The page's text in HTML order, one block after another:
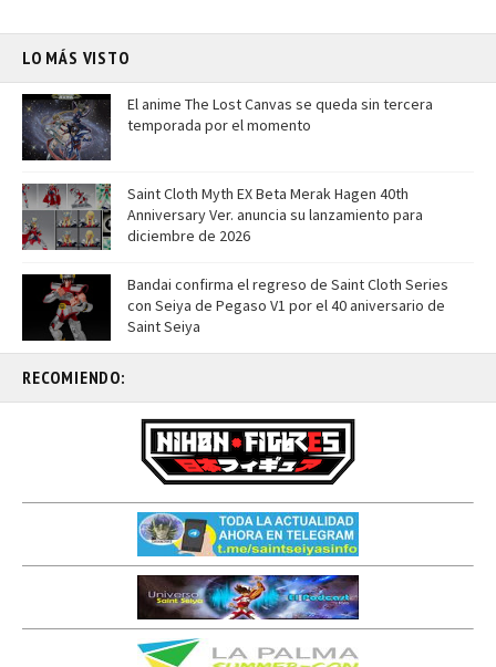
LO MÁS VISTO
El anime The Lost Canvas se queda sin tercera
temporada por el momento
Saint Cloth Myth EX Beta Merak Hagen 40th
Anniversary Ver. anuncia su lanzamiento para
diciembre de 2026
Bandai confirma el regreso de Saint Cloth Series
con Seiya de Pegaso V1 por el 40 aniversario de
Saint Seiya
RECOMIENDO: